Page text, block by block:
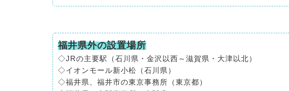
福井県外の設置場所
◇JRの主要駅（石川県・金沢以西～滋賀県・大津以北）
◇イオンモール新小松（石川県）
◇福井県、福井市の東京事務所（東京都）